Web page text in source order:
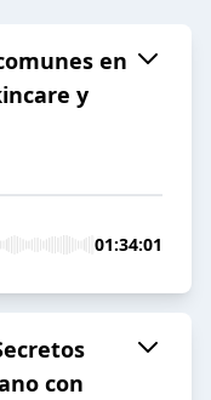
en
y
01:34:01
con